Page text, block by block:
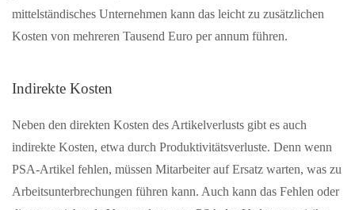
mittelständisches Unternehmen kann das leicht zu zusätzlichen
Kosten von mehreren Tausend Euro per annum führen.
Indirekte Kosten
Neben den direkten Kosten des Artikelverlusts gibt es auch
indirekte Kosten, etwa durch Produktivitätsverluste. Denn wenn
PSA-Artikel fehlen, müssen Mitarbeiter auf Ersatz warten, was zu
Arbeitsunterbrechungen führen kann. Auch kann das Fehlen oder